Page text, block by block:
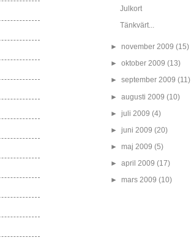
Julkort
Tänkvärt...
►november 2009(15)
►oktober 2009(13)
►september 2009(11)
►augusti 2009(10)
►juli 2009(4)
►juni 2009(20)
►maj 2009(5)
►april 2009(17)
►mars 2009(10)